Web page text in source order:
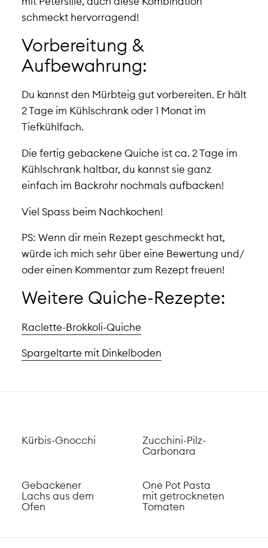
schmeckt hervorragend!
Vorbereitung &
Aufbewahrung:
Du kannst den Mürbteig gut vorbereiten. Er hält
2 Tage im Kühlschrank oder 1 Monat im
Tiefkühlfach.
Die fertig gebackene Quiche ist ca. 2 Tage im
Kühlschrank haltbar, du kannst sie ganz
einfach im Backrohr nochmals aufbacken!
Viel Spass beim Nachkochen!
PS: Wenn dir mein Rezept geschmeckt hat,
würde ich mich sehr über eine Bewertung und/
oder einen Kommentar zum Rezept freuen!
Weitere Quiche-Rezepte:
Raclette-Brokkoli-Quiche
Spargeltarte mit Dinkelboden
Kürbis-Gnocchi
Zucchini-Pilz-
Carbonara
Gebackener
Lachs aus dem
Ofen
One Pot Pasta
mit getrockneten
Tomaten